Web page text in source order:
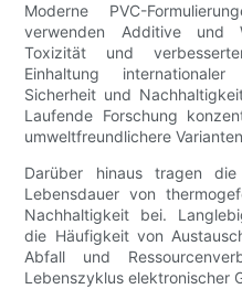
Moderne PVC-
verwenden Additive und
Toxizität und
Einhaltung
Sicherheit und
Laufende Forschung
umweltfreundlichere
Darüber hinaus tragen
Lebensdauer von
Nachhaltigkeit bei.
die Häufigkeit von
Abfall und
Lebenszyklus elektronischer